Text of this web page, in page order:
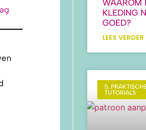
WAAROM
KLEDING
GOED?
LEES VERDER
5.
TUTORIALS